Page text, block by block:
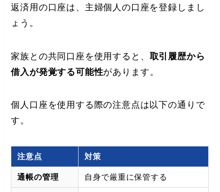
返済用の口座は、主婦個人の口座を登録しまし
ょう。
家族との共同口座を使用すると、 取引履歴から
借入が発覚する可能性があります。
個人口座を使用する際の注意点は以下の通りで
す。
注意点 対策
通帳の管理 自身で厳重に保管する